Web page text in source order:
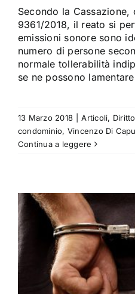
Secondo la Cassazione,
9361/2018, il reato si
emissioni sonore sono
numero di persone
normale tollerabilità
se ne possono lamentare
13 Marzo 2018 Articoli,
condominio, Vincenzo Di
Continua a leggere